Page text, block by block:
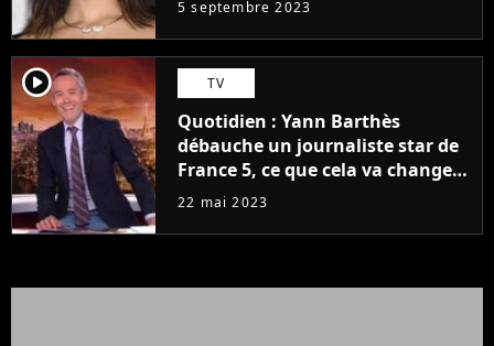
5 septembre 2023
player2 TV
Quotidien : Yann Barthès
débauche un journaliste star de
France 5, ce que cela va changer
à la rentrée
22 mai 2023